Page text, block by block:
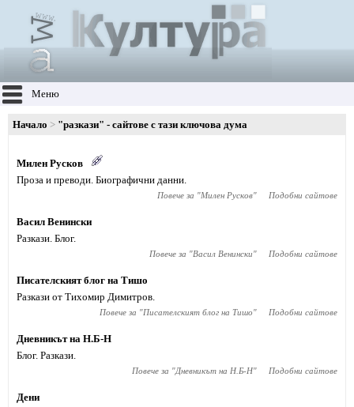
Меню
Начало "разкази" - сайтове с тази ключова дума
Милен Русков
Проза и преводи. Биографични данни.
Повече за "Милен Русков" Подобни сайтове
Васил Венински
Разкази. Блог.
Повече за "Васил Венински" Подобни сайтове
Писателският блог на Тишо
Разкази от Тихомир Димитров.
Повече за "Писателският блог на Тишо" Подобни сайтове
Дневникът на Н.Б-Н
Блог. Разкази.
Повече за "Дневникът на Н.Б-Н" Подобни сайтове
Дени